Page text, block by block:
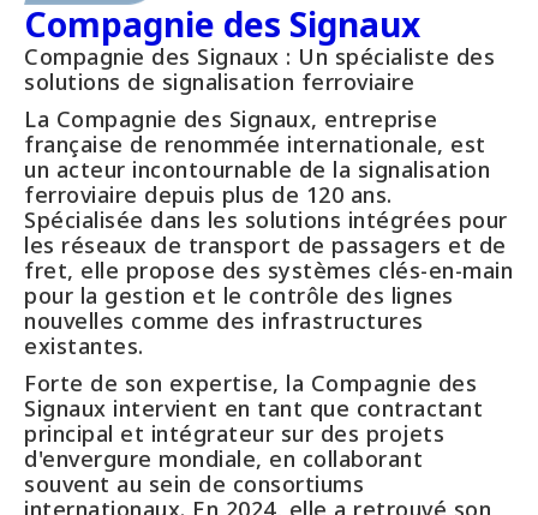
Compagnie des Signaux
Compagnie des Signaux : Un spécialiste des
solutions de signalisation ferroviaire
La Compagnie des Signaux, entreprise
française de renommée internationale, est
un acteur incontournable de la signalisation
ferroviaire depuis plus de 120 ans.
Spécialisée dans les solutions intégrées pour
les réseaux de transport de passagers et de
fret, elle propose des systèmes clés-en-main
pour la gestion et le contrôle des lignes
nouvelles comme des infrastructures
existantes.
Forte de son expertise, la Compagnie des
Signaux intervient en tant que contractant
principal et intégrateur sur des projets
d'envergure mondiale, en collaborant
souvent au sein de consortiums